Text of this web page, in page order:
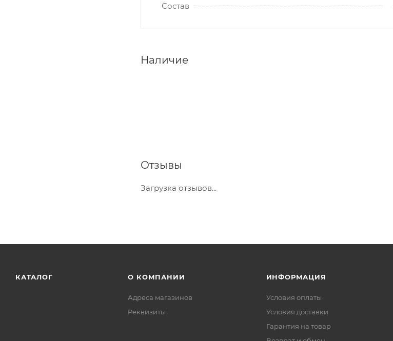
Состав
Наличие
Отзывы
Загрузка отзывов...
КАТАЛОГ О КОМПАНИИ
Адреса магазинов
Реквизиты
ИНФОРМАЦИЯ
Условия оплаты
Условия доставки
Гарантия на товар